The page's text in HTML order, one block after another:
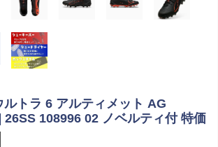
ルトラ 6 アルティメット AG
108996 02 ノベルティ付 特価